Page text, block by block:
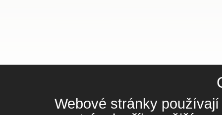
Webové stránky